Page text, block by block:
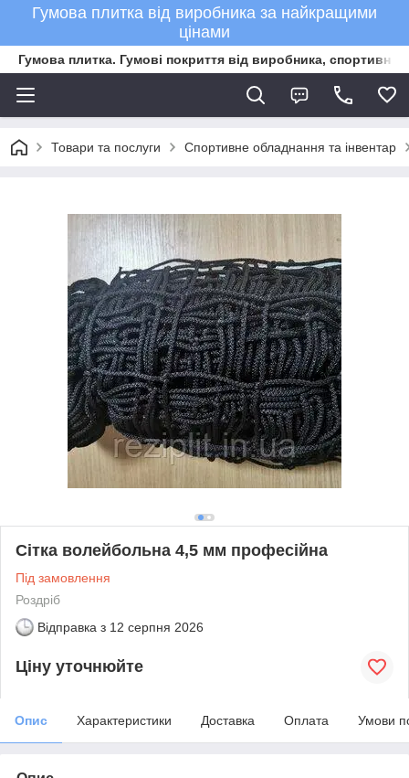
Гумова плитка від виробника за найкращими
цінами
Гумова плитка. Гумові покриття від виробника, спортивне
Товари та послуги Спортивне обладнання та інвентар
Сітка волейбольна 4,5 мм професійна
Під замовлення
Роздріб
Відправка з 12 серпня 2026
Ціну уточнюйте
Опис Характеристики Доставка Оплата Умови